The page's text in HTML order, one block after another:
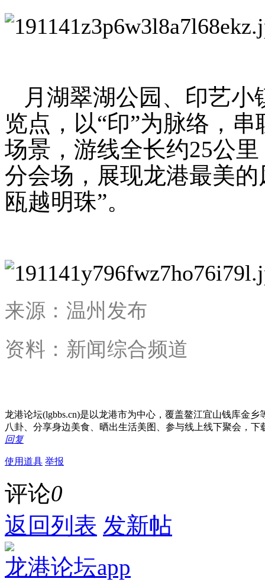
月湖翠湖公园、印艺
览点，以“印”为脉络，
场景，游线全长约25公
分会场，展现龙港最美
瓯越明珠”。
来源：温州发布
资料：新闻综合频道
龙港论坛(lgbbs.cn)是以龙港市为中心，覆盖鳌江宜山钱库金
八卦、分享身边美食、晒出生活美图、参与线上线下聚会，
回复
使用道具 举报
评论0
返回列表 发新帖
龙港论坛app